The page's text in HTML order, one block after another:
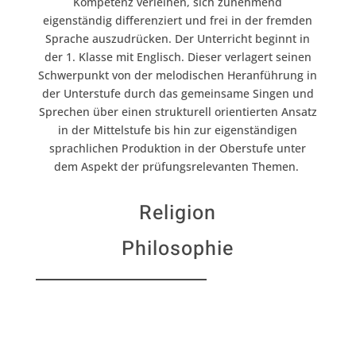
eigenständig differenziert und frei in der fremden
Sprache auszudrücken. Der Unterricht beginnt in
der 1. Klasse mit Englisch. Dieser verlagert seinen
Schwerpunkt von der melodischen Heranführung in
der Unterstufe durch das gemeinsame Singen und
Sprechen über einen strukturell orientierten Ansatz
in der Mittelstufe bis hin zur eigenständigen
sprachlichen Produktion in der Oberstufe unter
dem Aspekt der prüfungsrelevanten Themen.
Religion
Philosophie